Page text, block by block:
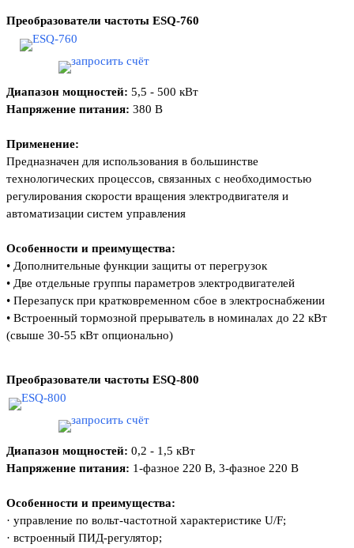
Преобразователи частоты ESQ-760
Диапазон мощностей: 5,5 - 500 кВт
Напряжение питания: 380 В
Применение:
Предназначен для использования в большинстве
технологических процессов, связанных с необходимостью
регулирования скорости вращения электродвигателя и
автоматизации систем управления
Особенности и преимущества:
• Дополнительные функции защиты от перегрузок
• Две отдельные группы параметров электродвигателей
• Перезапуск при кратковременном сбое в электроснабжении
• Встроенный тормозной прерыватель в номиналах до 22 кВт
(свыше 30-55 кВт опционально)
Преобразователи частоты ESQ-800
Диапазон мощностей: 0,2 - 1,5 кВт
Напряжение питания: 1-фазное 220 В, 3-фазное 220 В
Особенности и преимущества:
· управление по вольт-частотной характеристике U/F;
· встроенный ПИД-регулятор;